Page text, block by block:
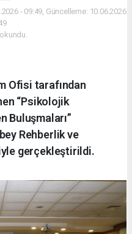
- 09:49, Güncelleme: 10.06.2026
Ofisi tarafından
“Psikolojik
Buluşmaları”
Rehberlik ve
gerçekleştirildi.